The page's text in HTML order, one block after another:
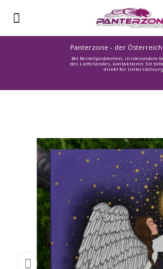
Panterzone - der
Bei Bestellproblemen, insbesondere
des Lieferlandes, kontaktieren Sie
direkt für
Immozone
Service /
Hilfe
Warenmarkt
Lebensmittelmarkt